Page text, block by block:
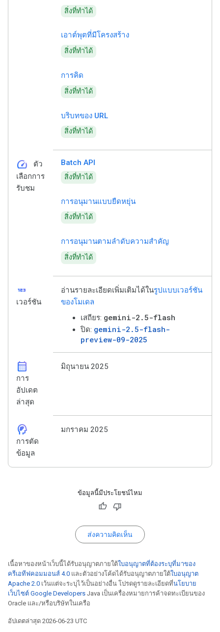
สิ่งที่ทำได้
เอาต์พุตที่มีโครงสร้าง
สิ่งที่ทำได้
การคิด
สิ่งที่ทำได้
บริบทของ URL
สิ่งที่ทำได้
speed
ตัว
เลือกการ
รับชม
Batch API
สิ่งที่ทำได้
การอนุมานแบบยืดหยุ่น
สิ่งที่ทำได้
การอนุมานตามลำดับความสำคัญ
สิ่งที่ทำได้
123
เวอร์ชัน
อ่านรายละเอียดเพิ่มเติมได้ในรูปแบบเวอร์ชัน
ของโมเดล
เสถียร: gemini-2.5-flash
ปิด: gemini-2.5-flash-
preview-09-2025
calendar_month
การ
อัปเดต
ล่าสุด
มิถุนายน 2025
cognition_2
การตัด
ข้อมูล
มกราคม 2025
ข้อมูลนี้มีประโยชน์ไหม
ส่งความคิดเห็น
เนื้อหาของหน้าเว็บนี้ได้รับอนุญาตภายใต้ใบอนุญาตที่ต้องระบุที่มาของ
ครีเอทีฟคอมมอนส์ 4.0 และตัวอย่างโค้ดได้รับอนุญาตภายใต้ใบอนุญาต
Apache 2.0 เว้นแต่จะระบุไว้เป็นอย่างอื่น โปรดดูรายละเอียดที่นโยบาย
เว็บไซต์ Google Developers Java เป็นเครื่องหมายการค้าจดทะเบียนของ
Oracle และ/หรือบริษัทในเครือ
อัปเดตล่าสุด 2026-06-23 UTC